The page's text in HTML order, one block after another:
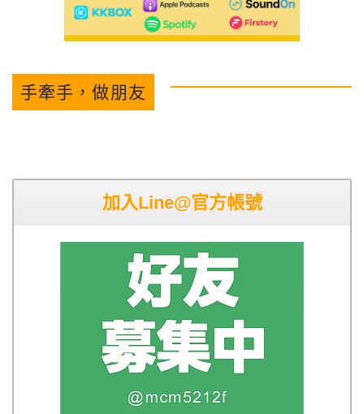
手牽手，做朋友
加入Line@官方帳號